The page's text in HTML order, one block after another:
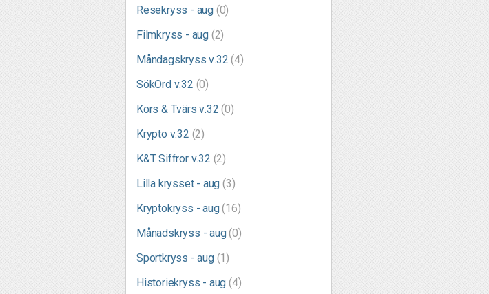
Resekryss - aug (0)
Filmkryss - aug (2)
Måndagskryss v.32(4)
SökOrd v.32 (0)
Kors & Tvärs v.32(0)
Krypto v.32 (2)
K&T Siffror v.32 (2)
Lilla krysset - aug(3)
Kryptokryss - aug(16)
Månadskryss - aug(0)
Sportkryss - aug (1)
Historiekryss - aug(4)